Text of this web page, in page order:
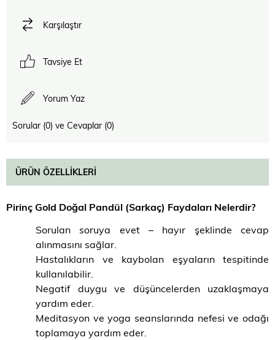
Karşılaştır
Tavsiye Et
Yorum Yaz
Sorular (0) ve Cevaplar (0)
ÜRÜN ÖZELLIKLERI
Pirinç Gold Doğal Pandül (Sarkaç) Faydaları Nelerdir?
Sorulan soruya evet – hayır şeklinde cevap
alınmasını sağlar.
Hastalıkların ve kaybolan eşyaların tespitinde
kullanılabilir.
Negatif duygu ve düşüncelerden uzaklaşmaya
yardım eder.
Meditasyon ve yoga seanslarında nefesi ve odağı
toplamaya yardım eder.